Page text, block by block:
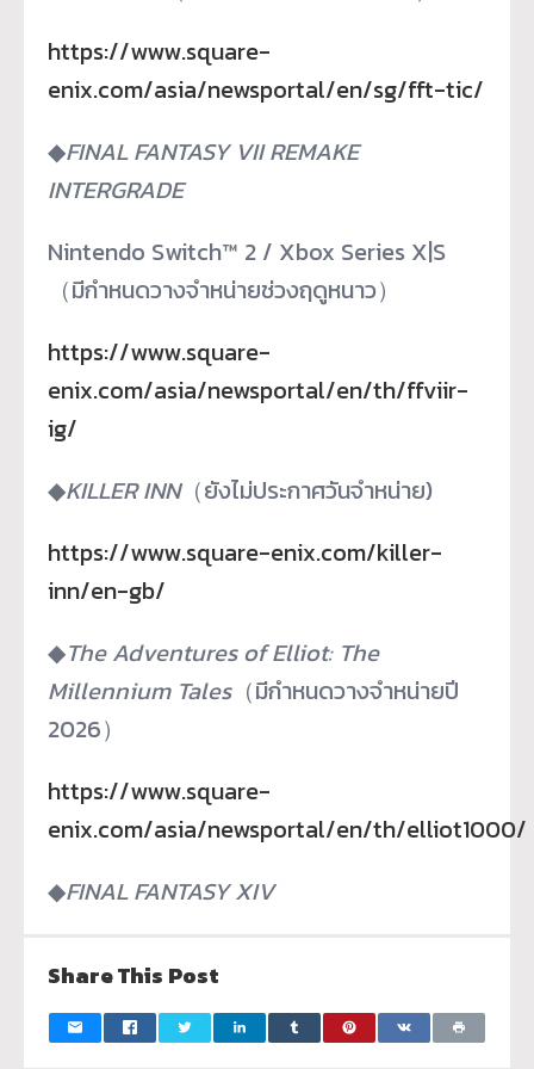
https://www.square-
enix.com/asia/newsportal/en/sg/fft-tic/
◆FINAL FANTASY VII REMAKE
INTERGRADE
Nintendo Switch™ 2 / Xbox Series X|S
（มีกำหนดวางจำหน่ายช่วงฤดูหนาว）
https://www.square-
enix.com/asia/newsportal/en/th/ffviir-
ig/
◆KILLER INN（ยังไม่ประกาศวันจำหน่าย)
https://www.square-enix.com/killer-
inn/en-gb/
◆The Adventures of Elliot: The
Millennium Tales（มีกำหนดวางจำหน่ายปี
2026）
https://www.square-
enix.com/asia/newsportal/en/th/elliot1000/
◆FINAL FANTASY XIV
Share This Post